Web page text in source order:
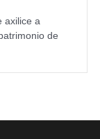
axilice a
de